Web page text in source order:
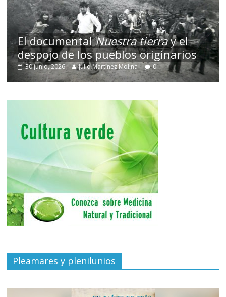
El documentalNuestra tierray el
despojo de los pueblos originarios
30 junio, 2026 Julio Martínez Molina 0
Pleamares y plenilunios